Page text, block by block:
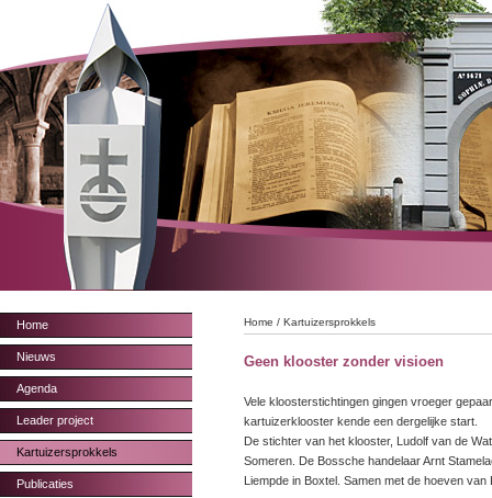
Home
Nieuws
Agenda
Leader project
Kartuizersprokkels
Publicaties
Home / Kartuizersprokkels
Geen klooster zonder visioen
Vele kloosterstichtingen gingen vroeger
kartuizerklooster kende een dergelijke start.
De stichter van het klooster, Ludolf van de
Someren. De Bossche handelaar Arnt
Liempde in Boxtel. Samen met de hoeven